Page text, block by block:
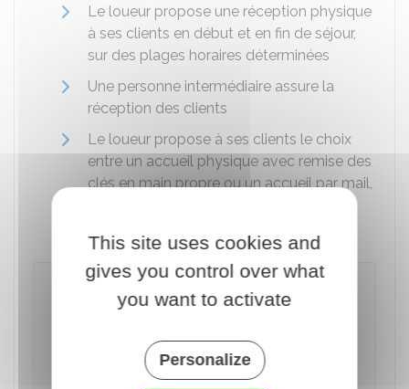
Le loueur propose une réception physique
à ses clients en début et en fin de séjour,
sur des plages horaires déterminées
Une personne intermédiaire assure la
réception des clients
Le loueur propose à ses clients le choix
entre un accueil physique avec remise des
clés en main propre ou un accueil par mail,
Attention
La seule mise à disposition des clés via une
au client lechoixentre un
accueil physiqueet un accueil non
This site uses cookies and
gives you control over what
you want to activate
Personalize